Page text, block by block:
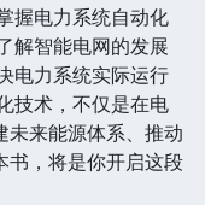
握电力系统自动化
解智能电网的发展
电力系统实际运行
技术，不仅是在电
未来能源体系、推动
书，将是你开启这段